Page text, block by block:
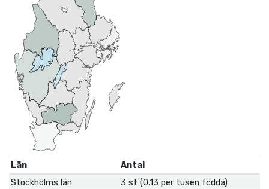
Län
Antal
Stockholms län
3 st (0.13 per tusen födda)